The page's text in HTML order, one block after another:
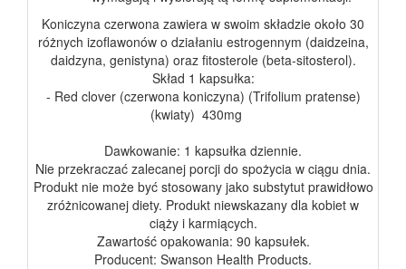
Koniczyna czerwona zawiera w swoim składzie około 30
różnych izoflawonów o działaniu estrogennym (daidzeina,
daidzyna, genistyna) oraz fitosterole (beta-sitosterol).
Skład 1 kapsułka:
- Red clover (czerwona koniczyna) (Trifolium pratense)
(kwiaty) 430mg
Dawkowanie: 1 kapsułka dziennie.
Nie przekraczać zalecanej porcji do spożycia w ciągu dnia.
Produkt nie może być stosowany jako substytut prawidłowo
zróżnicowanej diety. Produkt niewskazany dla kobiet w
ciąży i karmiących.
Zawartość opakowania: 90 kapsułek.
Producent: Swanson Health Products.